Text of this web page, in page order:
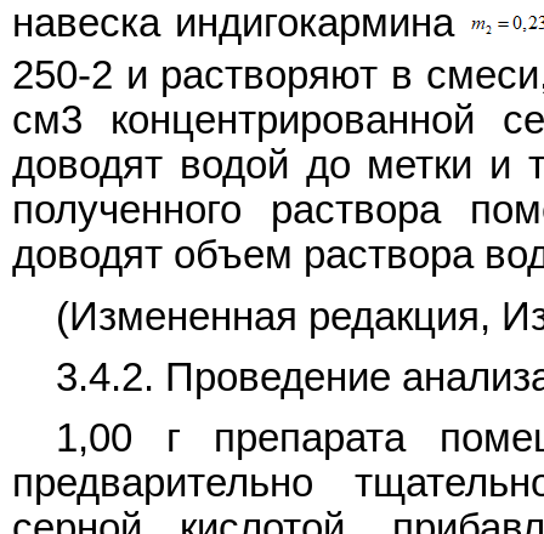
навеска индигокармина
250-2 и растворяют в
см3 концентрированной
доводят водой до метки и
полученного раствора
доводят объем раствора
(Измененная редакция,
3.4.2. Проведение
1,00 г препарата
предварительно